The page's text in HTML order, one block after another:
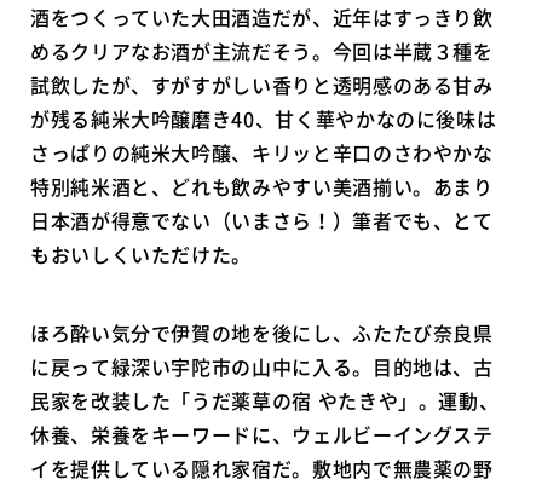
酒をつくっていた大田酒造だが、近年はすっきり飲
めるクリアなお酒が主流だそう。今回は半蔵３種を
試飲したが、すがすがしい香りと透明感のある甘み
が残る純米大吟醸磨き40、甘く華やかなのに後味は
さっぱりの純米大吟醸、キリッと辛口のさわやかな
特別純米酒と、どれも飲みやすい美酒揃い。あまり
日本酒が得意でない（いまさら！）筆者でも、とて
もおいしくいただけた。
ほろ酔い気分で伊賀の地を後にし、ふたたび奈良県
に戻って緑深い宇陀市の山中に入る。目的地は、古
民家を改装した「うだ薬草の宿 やたきや」。運動、
休養、栄養をキーワードに、ウェルビーイングステ
イを提供している隠れ家宿だ。敷地内で無農薬の野